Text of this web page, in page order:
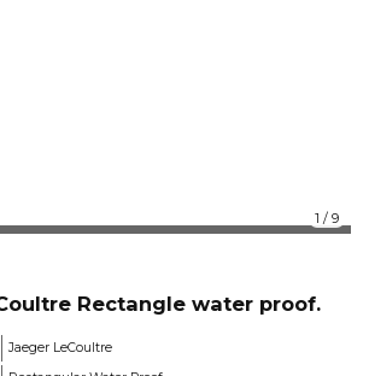
1 / 9
Rectangle water proof.
Jaeger LeCoultre